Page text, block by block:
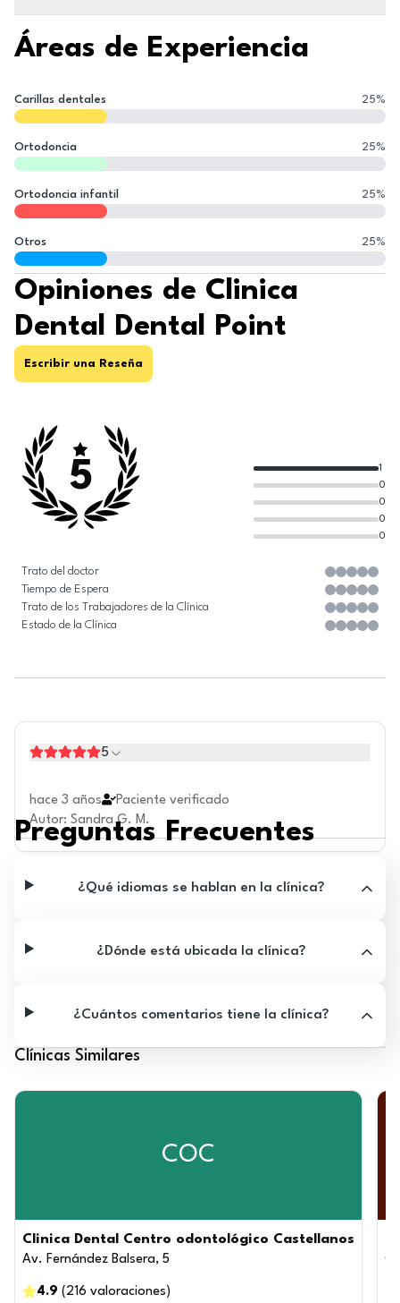
Áreas de Experiencia
Carillas dentales 25%
Ortodoncia 25%
Ortodoncia infantil 25%
Otros 25%
Opiniones de Clinica
Dental Dental Point
Escribir una Reseña
5
0
0
0
0
1
Trato del doctor
Tiempo de Espera
Trato de los Trabajadores de la Clínica
Estado de la Clínica
5
hace 3 años
Paciente verificado
Autor: Sandra G. M.
Preguntas Frecuentes
¿Qué idiomas se hablan en la clínica?
¿Dónde está ubicada la clínica?
¿Cuántos comentarios tiene la clínica?
Clínicas Similares
COC
Clinica Dental Centro odontológico Castellanos
Av. Fernández Balsera, 5
4.9 ( 216 valoraciones )